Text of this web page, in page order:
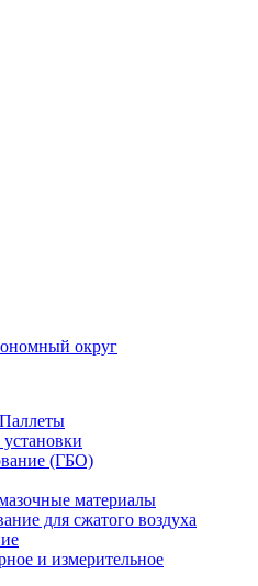
округ
(ГБО)
материалы
для сжатого воздуха
и измерительное